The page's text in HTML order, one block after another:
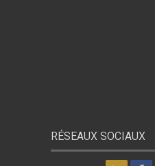
RÉSEAUX SOCIAUX